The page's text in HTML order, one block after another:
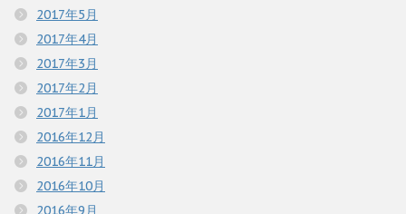
2017年5月
2017年4月
2017年3月
2017年2月
2017年1月
2016年12月
2016年11月
2016年10月
2016年9月